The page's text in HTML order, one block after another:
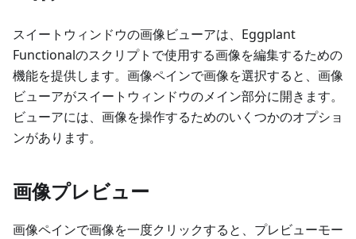
スイートウィンドウの画像ビューアは、Eggplant
Functionalのスクリプトで使用する画像を編集するための
機能を提供します。画像ペインで画像を選択すると、画像
ビューアがスイートウィンドウのメイン部分に開きます。
ビューアには、画像を操作するためのいくつかのオプショ
ンがあります。
画像プレビュー
画像ペインで画像を一度クリックすると、プレビューモー